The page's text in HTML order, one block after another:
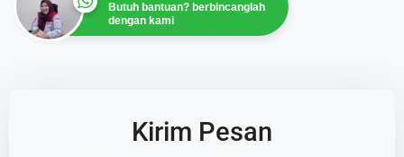
Butuh bantuan? berbincanglah
dengan kami
Kirim Pesan